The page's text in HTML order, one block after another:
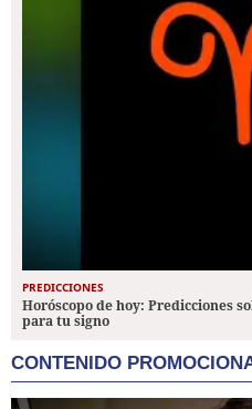
PREDICCIONES
Horóscopo de hoy: Predicciones
para tu signo
CONTENIDO